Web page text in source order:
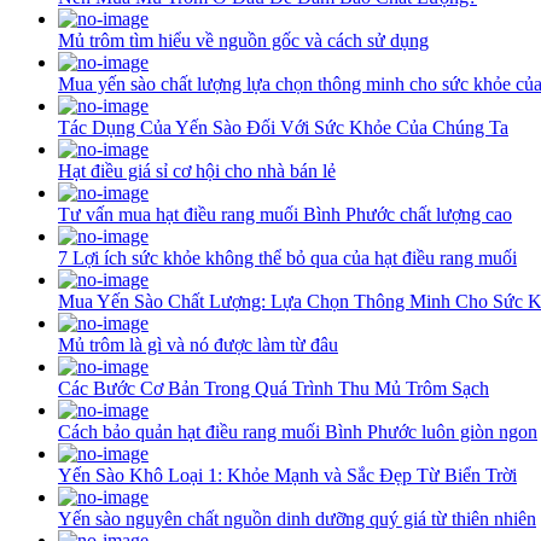
Mủ trôm tìm hiểu về nguồn gốc và cách sử dụng
Mua yến sào chất lượng lựa chọn thông minh cho sức khỏe
Tác Dụng Của Yến Sào Đối Với Sức Khỏe Của Chúng Ta
Hạt điều giá sỉ cơ hội cho nhà bán lẻ
Tư vấn mua hạt điều rang muối Bình Phước chất lượng cao
7 Lợi ích sức khỏe không thể bỏ qua của hạt điều rang muối
Mua Yến Sào Chất Lượng: Lựa Chọn Thông Minh Cho Sức
Mủ trôm là gì và nó được làm từ đâu
Các Bước Cơ Bản Trong Quá Trình Thu Mủ Trôm Sạch
Cách bảo quản hạt điều rang muối Bình Phước luôn giòn ngon
Yến Sào Khô Loại 1: Khỏe Mạnh và Sắc Đẹp Từ Biển Trời
Yến sào nguyên chất nguồn dinh dưỡng quý giá từ thiên nhiên